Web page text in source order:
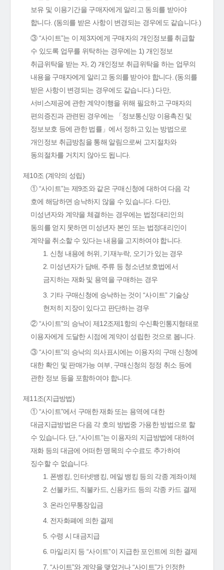
보유 및 이용기간을 구매자에게 알리고 동의를 받아야
합니다. (동의를 받은 사항이 변경되는 경우에도 같습니다.)
③ “사이트”는 이 제3자에게 구매자의 개인정보를 취급할
수 있도록 업무를 위탁하는 경우에는 1) 개인정보
취급위탁을 받는 자, 2) 개인정보 취급위탁을 하는 업무의
내용을 구매자에게 알리고 동의를 받아야 합니다. (동의를
받은 사항이 변경되는 경우에도 같습니다.) 다만,
서비스제공에 관한 계약이행을 위해 필요하고 구매자의
편의증진과 관련된 경우에는 「정보통신망 이용촉진 및
정보보호 등에 관한 법률」에서 정하고 있는 방법으로
개인정보 취급방침을 통해 알림으로써 고지절차와
동의절차를 거치지 않아도 됩니다.
제10조 (계약의 성립)
① “사이트”는 제9조와 같은 구매신청에 대하여 다음 각
호에 해당하면 승낙하지 않을 수 있습니다. 다만,
미성년자와 계약을 체결하는 경우에는 법정대리인의
동의를 얻지 못하면 미성년자 본인 또는 법정대리인이
계약을 취소할 수 있다는 내용을 고지하여야 합니다.
1. 신청 내용에 허위, 기재누락, 오기가 있는 경우
2. 미성년자가 담배, 주류 등 청소년보호법에서
금지하는 재화 및 용역을 구매하는 경우
3. 기타 구매신청에 승낙하는 것이 “사이트” 기술상
현저히 지장이 있다고 판단하는 경우
② “사이트”의 승낙이 제12조제1항의 수신확인통지형태로
이용자에게 도달한 시점에 계약이 성립한 것으로 봅니다.
③ “사이트”의 승낙의 의사표시에는 이용자의 구매 신청에
대한 확인 및 판매가능 여부, 구매신청의 정정 취소 등에
관한 정보 등을 포함하여야 합니다.
제11조(지급방법)
① “사이트”에서 구매한 재화 또는 용역에 대한
대금지급방법은 다음 각 호의 방법중 가용한 방법으로 할
수 있습니다. 단, “사이트”는 이용자의 지급방법에 대하여
재화 등의 대금에 어떠한 명목의 수수료도 추가하여
징수할 수 없습니다.
1. 폰뱅킹, 인터넷뱅킹, 메일 뱅킹 등의 각종 계좌이체
2. 선불카드, 직불카드, 신용카드 등의 각종 카드 결제
3. 온라인무통장입금
4. 전자화폐에 의한 결제
5. 수령 시 대금지급
6. 마일리지 등 “사이트”이 지급한 포인트에 의한 결제
7. “사이트”와 계약을 맺었거나 “사이트”가 인정한